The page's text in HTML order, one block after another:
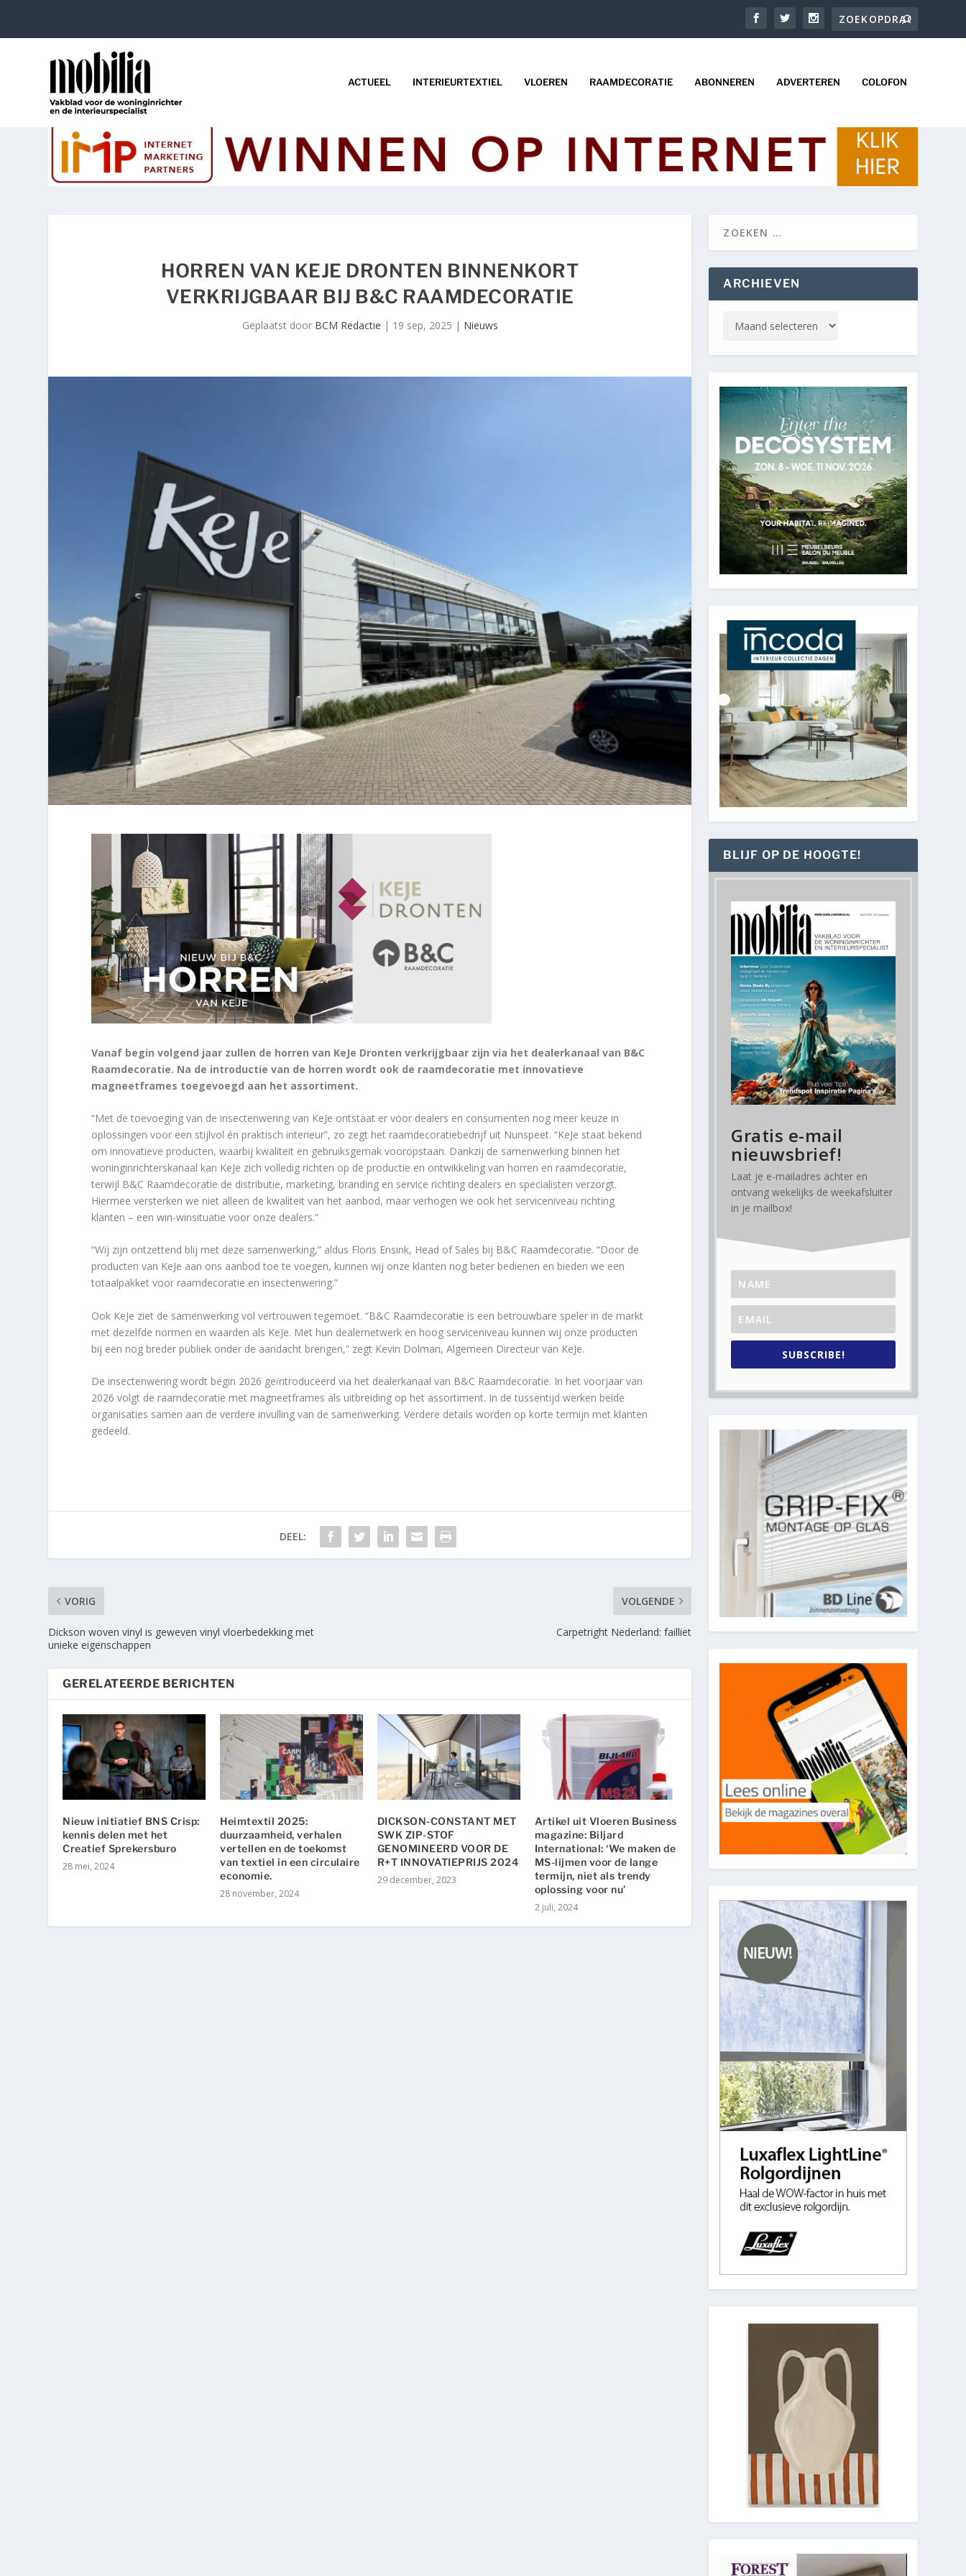
ACTUEEL INTERIEURTEXTIEL VLOEREN RAAMDECORATIE ABONNEREN ADVERTEREN COLOFON
HORREN VAN KEJE DRONTEN BINNENKORT
VERKRIJGBAAR BIJ B&C RAAMDECORATIE
Geplaatst door BCM Redactie | 19 sep, 2025 | Nieuws
Vanaf begin volgend jaar zullen de horren van KeJe Dronten verkrijgbaar zijn via het dealerkanaal van B&C
Raamdecoratie. Na de introductie van de horren wordt ook de raamdecoratie met innovatieve
magneetframes toegevoegd aan het assortiment.
“Met de toevoeging van de insectenwering van KeJe ontstaat er voor dealers en consumenten nog meer keuze in
oplossingen voor een stijlvol én praktisch interieur”, zo zegt het raamdecoratiebedrijf uit Nunspeet. “KeJe staat bekend
om innovatieve producten, waarbij kwaliteit en gebruiksgemak vooropstaan. Dankzij de samenwerking binnen het
woninginrichterskanaal kan KeJe zich volledig richten op de productie en ontwikkeling van horren en raamdecoratie,
terwijl B&C Raamdecoratie de distributie, marketing, branding en service richting dealers en specialisten verzorgt.
Hiermee versterken we niet alleen de kwaliteit van het aanbod, maar verhogen we ook het serviceniveau richting
klanten – een win-winsituatie voor onze dealers.”
“Wij zijn ontzettend blij met deze samenwerking,” aldus Floris Ensink, Head of Sales bij B&C Raamdecoratie. “Door de
producten van KeJe aan ons aanbod toe te voegen, kunnen wij onze klanten nog beter bedienen en bieden we een
totaalpakket voor raamdecoratie en insectenwering.”
Ook KeJe ziet de samenwerking vol vertrouwen tegemoet. “B&C Raamdecoratie is een betrouwbare speler in de markt
met dezelfde normen en waarden als KeJe. Met hun dealernetwerk en hoog serviceniveau kunnen wij onze producten
bij een nog breder publiek onder de aandacht brengen,” zegt Kevin Dolman, Algemeen Directeur van KeJe.
De insectenwering wordt begin 2026 geïntroduceerd via het dealerkanaal van B&C Raamdecoratie. In het voorjaar van
2026 volgt de raamdecoratie met magneetframes als uitbreiding op het assortiment. In de tussentijd werken beide
organisaties samen aan de verdere invulling van de samenwerking. Verdere details worden op korte termijn met klanten
gedeeld.
DEEL:
VORIG
Dickson woven vinyl is geweven vinyl vloerbedekking met
unieke eigenschappen
VOLGENDE
Carpetright Nederland: failliet
GERELATEERDE BERICHTEN
Nieuw initiatief BNS Crisp:
kennis delen met het
Creatief Sprekersburo
28 mei, 2024
Heimtextil 2025:
duurzaamheid, verhalen
vertellen en de toekomst
van textiel in een circulaire
economie.
28 november, 2024
DICKSON-CONSTANT MET
SWK ZIP-STOF
GENOMINEERD VOOR DE
R+T INNOVATIEPRIJS 2024
29 december, 2023
Artikel uit Vloeren Business
magazine: Biljard
International: ‘We maken de
MS-lijmen voor de lange
termijn, niet als trendy
oplossing voor nu’
2 juli, 2024
ARCHIEVEN
BLIJF OP DE HOOGTE!
Gratis e-mail
nieuwsbrief!
Laat je e-mailadres achter en
ontvangwekelijks de weekafsluiter
in je mailbox!
SUBSCRIBE!